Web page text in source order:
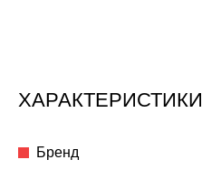
ХАРАКТЕРИСТИКИ
Бренд